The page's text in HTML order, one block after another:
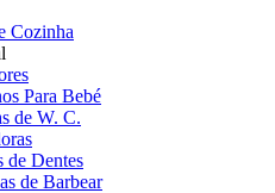
Cozinha
Para Bebé
de W. C.
de Dentes
de Barbear